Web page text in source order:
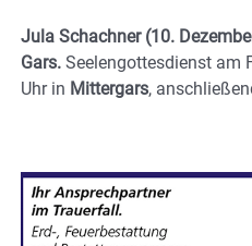
Jula Schachner (10.
Gars. Seelengottesdienst am
Uhr in Mittergars,